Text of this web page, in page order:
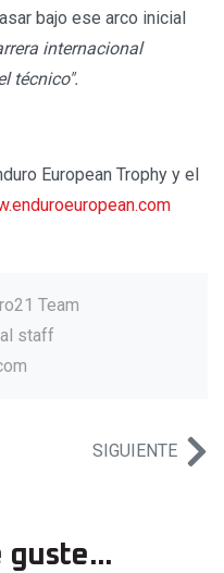
bajo ese arco inicial
internacional
técnico".
European Trophy y el
Team
staff
SIGUIENTE
guste...